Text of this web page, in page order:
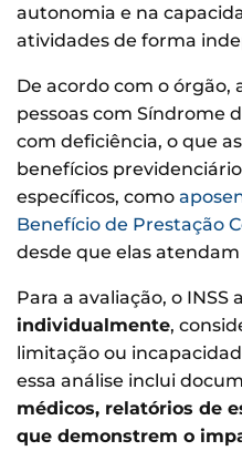
autonomia e na
atividades de forma
De acordo com o órgão,
pessoas com Síndrome
com deficiência, o que
benefícios
específicos, como
Benefício de Prestação
desde que elas
Para a avaliação, o INSS
individualmente,
limitação ou
essa análise inclui
médicos, relatórios de
que demonstrem o